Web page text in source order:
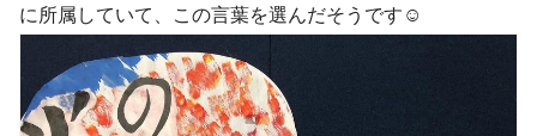
に所属していて、この言葉を選んだそうです☺️